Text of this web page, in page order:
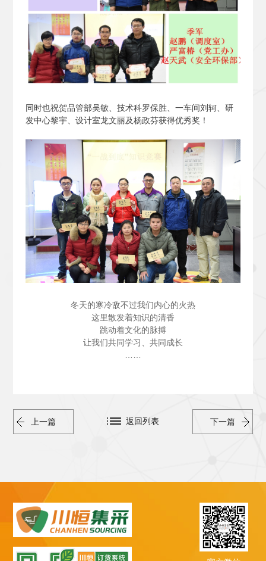
同时也祝贺品管部吴敏、技术科罗保胜、一车间刘轲、研
发中心黎宇、设计室龙文丽及杨政芬获得优秀奖！
冬天的寒冷敌不过我们内心的火热
这里散发着知识的清香
跳动着文化的脉搏
让我们共同学习、共同成长
上一篇 下一篇
返回列表